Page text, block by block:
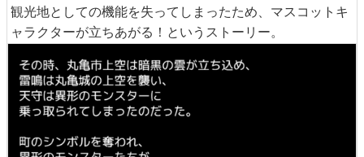
観光地としての機能を失ってしまったため、マスコットキ
ャラクターが立ちあがる！というストーリー。